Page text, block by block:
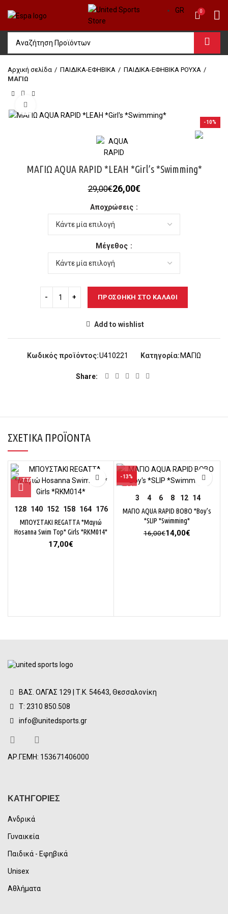
GR 0
Αρχική σελίδα ΠΑΙΔΙΚΑ-ΕΦΗΒΙΚΑ
ΠΑΙΔΙΚΑ-ΕΦΗΒΙΚΑ ΡΟΥΧΑ
ΜΑΓΙΩ
-10%
ΜΑΓΙΩ AQUA RAPID *LEAH *Girl’s *Swimming*
29,00€Original
was:
29,00€.
26,00€Η
Αποχρώσεις
Μέγεθος
ΠΡΟΣΘΉΚΗ ΣΤΟ ΚΑΛΆΘΙ
Add to wishlist
Κωδικός προϊόντος:U410221 Κατηγορία: ΜΑΓΙΩ
Share
ΣΧΕΤΙΚΆ ΠΡΟΪΌΝΤΑ
128 140 152 158 164 176
ΜΠΟΥΣΤΑΚΙ REGATTA *Μαγιώ
Hosanna Swim Top* Girls *RKM014*
17,00€
-13%
3 4 6 8 12 14
ΜΑΓΙΟ AQUA RAPID BOBO *Boy’s
*SLIP *Swimming*
16,00€Original
14,00€
ΒΑΣ. ΟΛΓΑΣ 129 | Τ.Κ. 54643, Θεσσαλονίκη
Τ: 2310 850.508
info@unitedsports.gr
ΑΡ.ΓΕΜΗ: 153671406000
ΚΑΤΗΓΟΡΙΕΣ
Ανδρικά
Γυναικεία
Παιδικά - Εφηβικά
Unisex
Αθλήματα